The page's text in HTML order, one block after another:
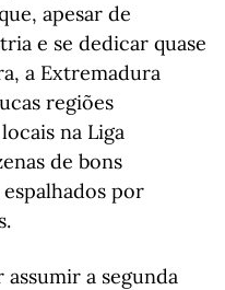
apesar de
e se dedicar quase
a Extremadura
regiões
na Liga
de bons
por
a segunda